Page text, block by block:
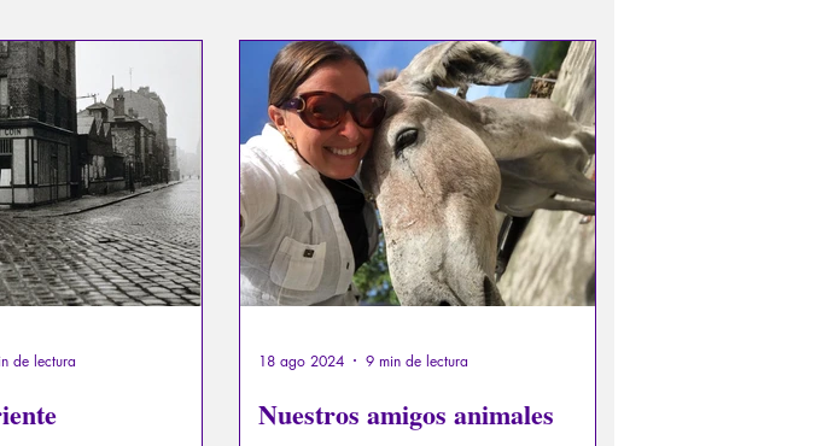
de la Autoridad Recuperar su poder personal
Mitología - Saber de los Antiguos Literatura
Artículos Entrevistas Recensión Conferencia
de lectura
Nuestros amigos animales
18 ago 2024 9 min de lectura